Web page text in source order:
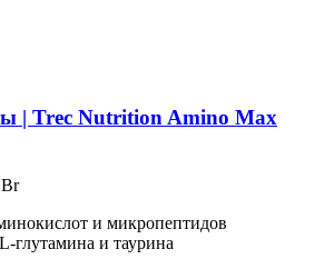
| Trec Nutrition Amino Max
Br
и микропептидов
глутамина и таурина